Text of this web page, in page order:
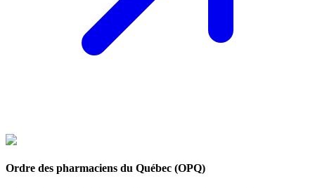
Ordre des pharmaciens du Québec (OPQ)